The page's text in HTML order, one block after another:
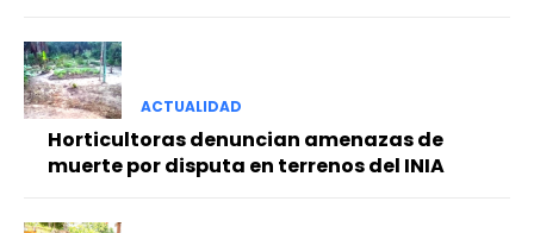
ACTUALIDAD
Horticultoras denuncian amenazas de
muerte por disputa en terrenos del INIA